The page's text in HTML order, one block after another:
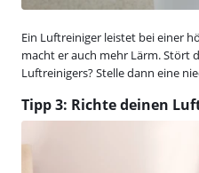
Ein Luftreiniger leistet bei einer
macht er auch mehr Lärm. Stört
Luftreinigers? Stelle dann eine
Tipp 3: Richte deinen